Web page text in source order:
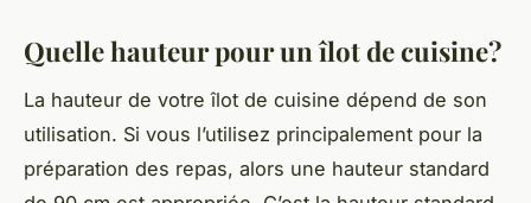
Quelle hauteur pour un îlot de cuisine?
La hauteur de votre îlot de cuisine dépend de son
utilisation. Si vous l’utilisez principalement pour la
préparation des repas, alors une hauteur standard